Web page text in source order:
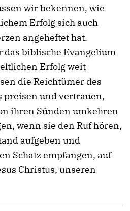
wir bekennen, wie
Erfolg sich auch
angeheftet hat.
das biblische Evangelium
Erfolg weit
die Reichtümer des
preisen und vertrauen,
ihren Sünden umkehren
wenn sie den Ruf hören,
aufgeben und
Schatz empfangen, auf
Christus, unseren